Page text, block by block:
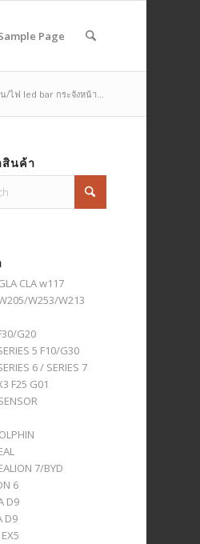
Page
/ไฟ led bar กระจังหน้า...
นค้า
CLA w117
W253/W213
G20
5 F10/G30
6 / SERIES 7
F25 G01
7/BYD
6
D9
D9